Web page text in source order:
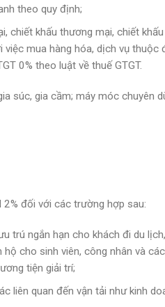
theo quy định;
chiết khấu thương mại, chiết
mua hàng hóa, dịch vụ
0% theo luật về thuế GTGT.
súc, gia cầm; máy móc chuyên
đối với các trường hợp sau:
trú ngắn hạn cho khách đi du
cho sinh viên, công nhân và
tiện giải trí;
liên quan đến vận tải như kinh